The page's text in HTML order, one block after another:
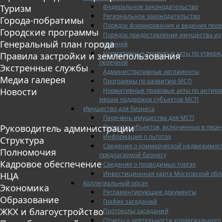
Федеральное законодательство
Региональное законодательство
Порядок формирования и ведения
Порядок предоставления имущества из
перечней
Нормативные правовые акты по
перечней
Административные регламенты
Программы по развитию МСП
Нормативные правовые акты по
мерам поддержки субъектов МСП
Имущество для бизнеса
Перечень имущества для МСП
Паспорта объектов, включенных в
Информация о льготах
Сведения о коммерческой
предлагаемой бизнесу
Сведения о проводимых торгах
Инвестиционная карта Московской
Коллегиальный орган
Регламентирующие документы
График заседаний
Протоколы заседаний
Отчеты о деятельности
Туризм
Города-побратимы
Городские программы
Генеральный план города
Правила застройки и землепользования
Экстренные службы
Медиа галерея
Новости
Руководитель администрации
Структура
Полномочия
Кадровое обеспечение
НЦА
Экономика
Образование
ЖКХ и благоустройство